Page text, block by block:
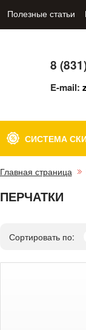
Полезные статьи
8
E-mail:
СИСТЕМА
Главная страница
ПЕРЧАТКИ
Сортировать по: